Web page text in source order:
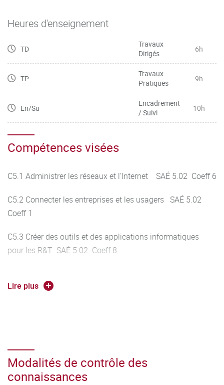
Heures d'enseignement
TD
Travaux
Dirigés
6h
TP
Travaux
Pratiques
9h
En/Su
Encadrement
/ Suivi
10h
Compétences visées
C5.1 Administrer les réseaux et l'Internet SAÉ 5.02 Coeff 6
C5.2 Connecter les entreprises et les usagers SAÉ 5.02
Coeff 1
C5.3 Créer des outils et des applications informatiques
pour les R&T SAÉ 5.02 Coeff 8
Lire plus
Modalités de contrôle des
connaissances